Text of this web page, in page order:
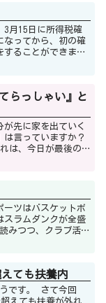
らっしゃい』と
みつつ、クラブ活動
ても扶養内
さて今回